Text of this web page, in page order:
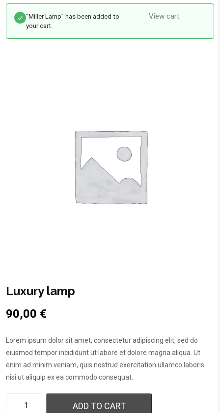
View cart
“Miller Lamp” has been added to
your cart.
Luxury lamp
90,00 €
Lorem ipsum dolor sit amet, consectetur adipiscing elit, sed do
eiusmod tempor incididunt ut labore et dolore magna aliqua. Ut
enim ad minim veniam, quis nostrud exercitation ullamco laboris
nisi ut aliquip ex ea commodo consequat.
ADD TO CART